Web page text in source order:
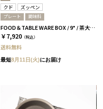
クド ズッペン
プレート 調味料
FOOD＆TABLE WARE BOX / 9° / 茶大色 / ズッペン
￥7,920 （税込）
送料無料
最短8月11日(火)にお届け